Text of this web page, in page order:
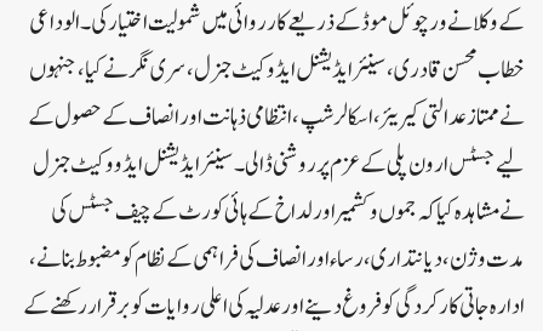
کے وکلا نے ورچوئل موڈ کے ذریعے کارروائی میں شمولیت اختیار کی۔الوداعی
خطاب محسن قادری، سینئر ایڈیشنل ایڈوکیٹ جنرل، سری نگر نے کیا، جنہوں
نے ممتاز عدالتی کیریئر، اسکالرشپ، انتظامی ذہانت اور انصاف کے حصول کے
لیے جسٹس ارون پلی کے عزم پر روشنی ڈالی۔ سینئر ایڈیشنل ایڈووکیٹ جنرل
نے مشاہدہ کیا کہ جموں و کشمیر اور لداخ کے ہائی کورٹ کے چیف جسٹس کی
مدت وژن، دیانتداری، رساء اور انصاف کی فراہمی کے نظام کو مضبوط بنانے،
ادارہ جاتی کارکردگی کو فروغ دینے اور عدلیہ کی اعلی روایات کو برقرار رکھنے کے